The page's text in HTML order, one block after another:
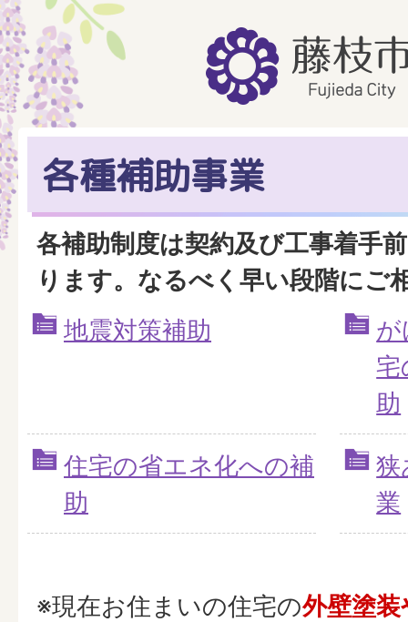
各種補助事業
各補助制度は契約及び工事着手
ります。なるべく早い段階にご
地震対策補助
が
宅
助
住宅の省エネ化への補
助
狭
業
※現在お住まいの住宅の外壁塗